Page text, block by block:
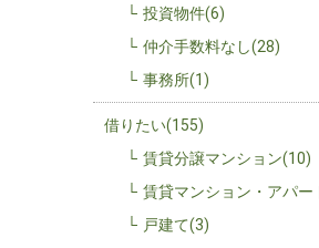
投資物件(6)
仲介手数料なし(28)
事務所(1)
借りたい(155)
賃貸分譲マンション(10)
賃貸マンション・アパー
戸建て(3)